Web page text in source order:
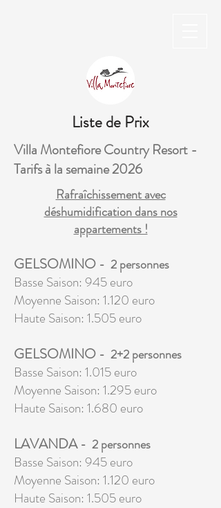
Liste de Prix
Villa Montefiore Country Resort -
Tarifs à la semaine 2026
Rafraîchissement avec
déshumidification dans nos
appartements !
GELSOMINO - 2 personnes
Basse Saison: 945euro
Moyenne Saison: 1.120 euro
Haute Saison: 1.505 euro
GELSOMINO - 2+2 personnes
Basse Saison: 1.015 euro
Moyenne Saison: 1.295 euro
Haute Saison: 1.680 euro
LAVANDA- 2 personnes
Basse Saison: 945 euro
Moyenne Saison: 1.120 euro
Haute Saison: 1.505 euro